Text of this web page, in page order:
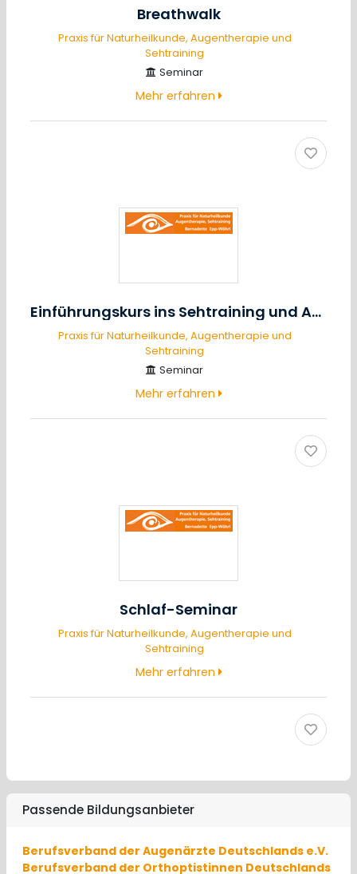
Breathwalk
Praxis für Naturheilkunde, Augentherapie und
Sehtraining
Seminar
Mehr erfahren
Einführungskurs ins Sehtraining und Augentraining
Praxis für Naturheilkunde, Augentherapie und
Sehtraining
Seminar
Mehr erfahren
Schlaf-Seminar
Praxis für Naturheilkunde, Augentherapie und
Sehtraining
Mehr erfahren
Passende Bildungsanbieter
Berufsverband der Augenärzte Deutschlands e.V.
Berufsverband der Orthoptistinnen Deutschlands